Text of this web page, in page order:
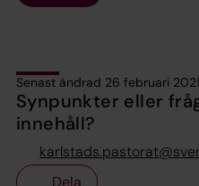
Senast ändrad 26 februari
Synpunkter eller
innehåll?
Dela